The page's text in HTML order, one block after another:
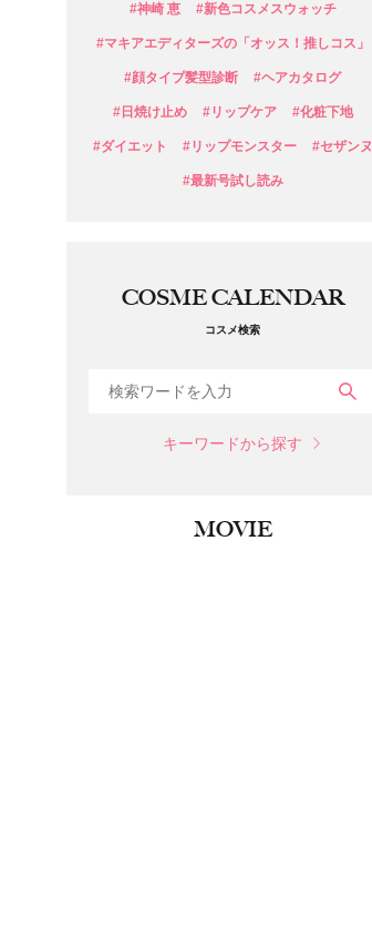
#神崎 恵 #新色コスメスウォッチ
#マキアエディターズの「オッス！推しコス」
#顔タイプ髪型診断 #ヘアカタログ
#日焼け止め #リップケア #化粧下地
#ダイエット #リップモンスター #セザンヌ
#最新号試し読み
COSME CALENDAR
コスメ検索
キーワードから探す
MOVIE